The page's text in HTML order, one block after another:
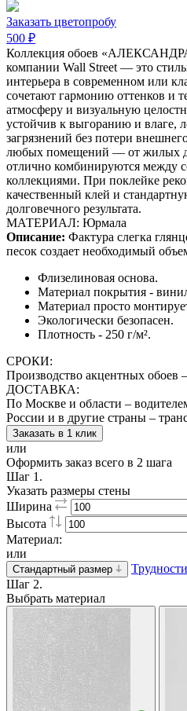
Заказать цветопробу
500 ₽
Коллекция обоев
компании Wall Street — это
интерьера в современном или
сочетают гармонию оттенков и
атмосферу и визуальную
устойчив к выгоранию и влаге,
загрязнений без потери
любых помещений — от жилых
отлично комбинируются между
коллекциями. При поклейке
качественный клей и
долговечного результата.
МАТЕРИАЛ: Юрмала
Описание: Фактура слегка
песок создает необходимый
Флизелиновая основа.
Материал покрытия -
Материал просто
Экологически безопасен.
Плотность - 250 г/м².
СРОКИ:
Производство акцентных обоев
ДОСТАВКА:
По Москве и области –
России и в другие страны –
Заказать в 1 клик
или
Оформить заказ всего в 2 шага
Шаг 1.
Указать размеры стены
Ширина
Высота
Материал:
или
Стандартный размер
Шаг 2.
Выбрать материал